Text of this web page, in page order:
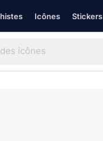
Icônes Stickers